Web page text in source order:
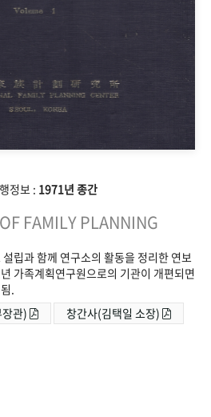
정보 : 1971년 종간
FAMILY PLANNING
립과 함께 연구소의 활동을 정리한 연보
가족계획연구원으로의 기관이 개편되면
.
관)
창간사(김택일 소장)